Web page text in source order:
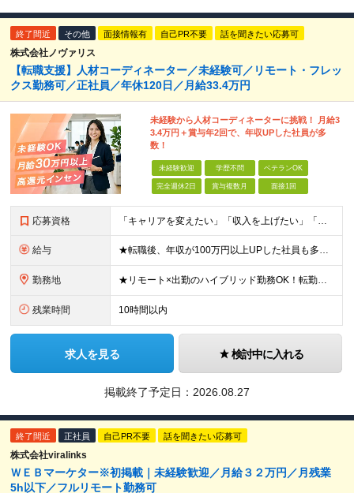
終了間近 その他 面接情報有 自己PR不要 話を聞きたい応募可
株式会社ノヴァリス
【転職支援】人材コーディネーター／未経験可／リモート・フレッ
クス勤務可／正社員／年休120日／月給33.4万円
未経験から人材コーディネーターに挑戦！ 月給3
3.4万円＋賞与年2回で、年収UPした社員が多
数！
未経験歓迎 学歴不問 ベテランOK
完全週休2日 賞与複数月 面接1回
応募資格 「キャリアを変えたい」「収入を上げたい」「将来に強いスキルを身につけたい」方歓迎！ ・未経験歓迎 ・学歴不問 ・第二新卒歓迎 ＼経験やスキルではなく、“これから”を重視します／ 「今のままでいい
給与 ★転職後、年収が100万円以上UPした社員も多数！ 月給33.4万円～45万円＋諸手当＋賞与年2回 ※インセンティブ充実 直近の最高インセンティブ：月50万円 全社員の平均インセンティブ：月10
勤務地 ★リモート×出勤のハイブリッド勤務OK！転勤なし！U・Ｉターン歓迎！ 東京、神奈川、埼玉、千葉、愛知、大阪、兵庫、京都、広島、福岡をはじめとする全国各地のプロジェクト先。 プライム上場、グロース上
残業時間 10時間以内
求人を見る 検討中に入れる
掲載終了予定日： 2026.08.27
終了間近 正社員 自己PR不要 話を聞きたい応募可
株式会社viralinks
ＷＥＢマーケター※初掲載｜未経験歓迎／月給３２万円／月残業
5h以下／フルリモート勤務可